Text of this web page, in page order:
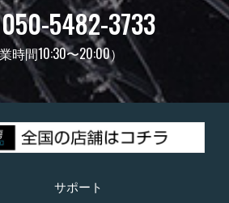
5482-3733
時間10:30〜20:00）
サポート